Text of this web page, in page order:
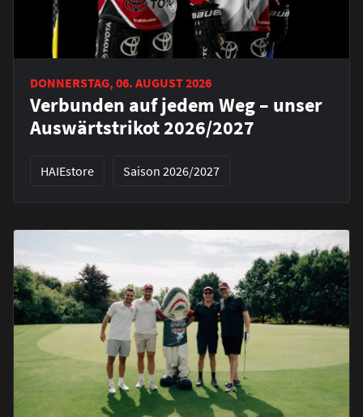
DONNERSTAG, 06. AUGUST 2026
Verbunden auf jedem Weg – unser
Auswärtstrikot 2026/2027
HAIEstore Saison 2026/2027